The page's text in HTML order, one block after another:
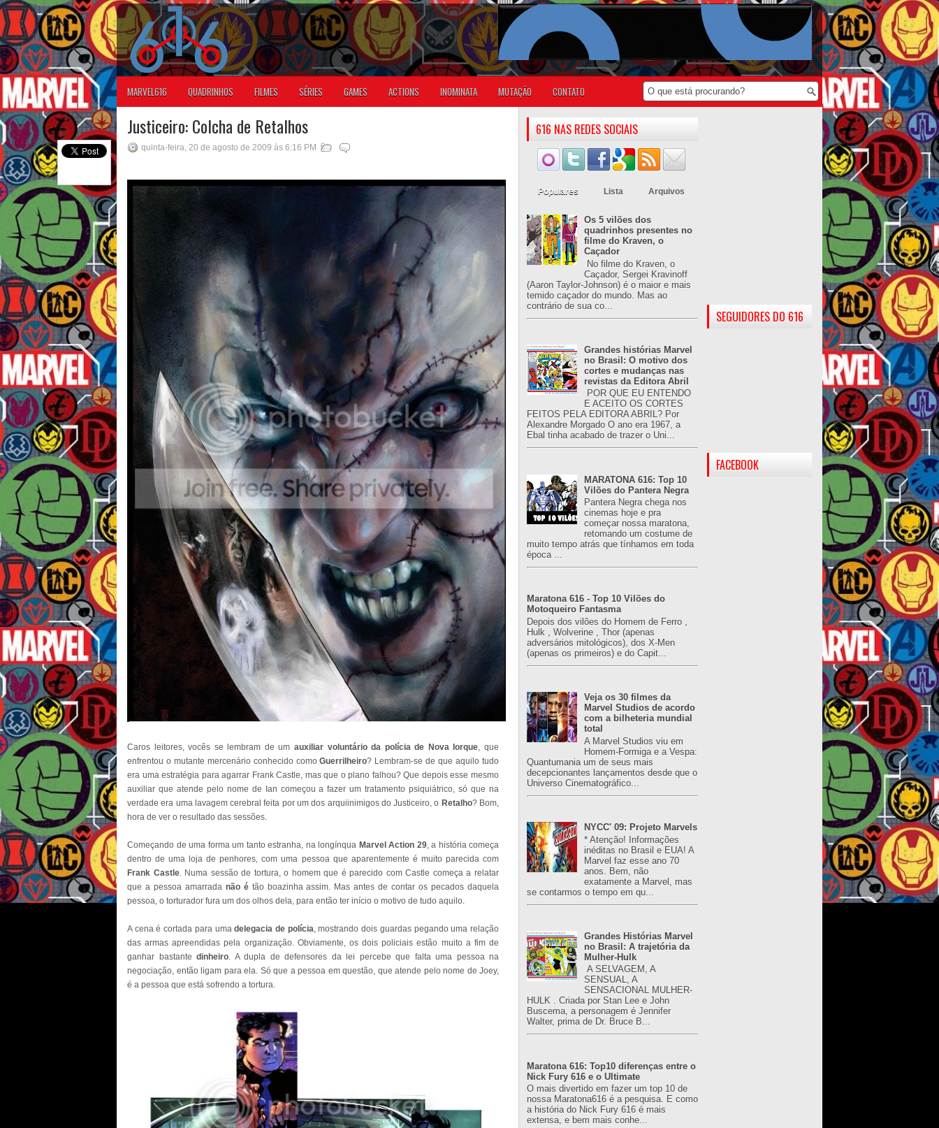
MARVEL616 QUADRINHOS FILMES SÉRIES GAMES ACTIONS INOMINATA MUTAÇÃO CONTATO
Justiceiro: Colcha de Retalhos
quinta-feira, 20 de agosto de 2009 às 6:16 PM
Caros leitores, vocês se lembram de um auxiliar voluntário da polícia de Nova Iorque, que
enfrentou o mutante mercenário conhecido comoGuerrilheiro? Lembram-se de que aquilo tudo
era uma estratégia para agarrar Frank Castle, mas que o plano falhou? Que depois esse mesmo
auxiliar que atende pelo nome de Ian começou a fazer um tratamento psiquiátrico, só que na
verdade era uma lavagem cerebral feita por um dos arquiinimigos do Justiceiro, o Retalho? Bom,
hora de ver o resultado das sessões.
Começando de uma forma um tanto estranha, na longínqua Marvel Action 29, a história começa
dentro de uma loja de penhores, com uma pessoa que aparentemente é muito parecida com
Frank Castle. Numa sessão de tortura, o homem que é parecido com Castle começa a relatar
que a pessoa amarrada não étão boazinha assim. Mas antes de contar os pecados daquela
pessoa, o torturador fura um dos olhos dela, para então ter início o motivo de tudo aquilo.
A cena é cortada para umadelegacia de polícia, mostrando dois guardas pegando uma relação
das armas apreendidas pela organização. Obviamente, os dois policiais estão muito a fim de
ganhar bastante dinheiro. A dupla de defensores da lei percebe que falta uma pessoa na
negociação, então ligam para ela. Só que a pessoa em questão, que atende pelo nome de Joey,
é a pessoa que está sofrendo a tortura.
616 NAS REDES SOCIAIS
Populares Lista Arquivos
Os 5 vilões dos
quadrinhos presentes no
filme do Kraven, o
Caçador
No filme do Kraven, o
Caçador, Sergei Kravinoff
(Aaron Taylor-Johnson) é o maior e mais
temido caçador do mundo. Mas ao
contrário de sua co...
Grandes histórias Marvel
no Brasil: O motivo dos
cortes e mudanças nas
revistas da Editora Abril
POR QUE EU ENTENDO
E ACEITO OS CORTES
FEITOS PELA EDITORA ABRIL? Por
Alexandre Morgado O ano era 1967, a
Ebal tinha acabado de trazer o Uni...
MARATONA 616: Top 10
Vilões do Pantera Negra
Pantera Negra chega nos
cinemas hoje e pra
começar nossa maratona,
retomando um costume de
muito tempo atrás que tínhamos em toda
época ...
Maratona 616 - Top 10 Vilões do
Motoqueiro Fantasma
Depois dos vilões do Homem de Ferro ,
Hulk , Wolverine , Thor (apenas
adversários mitológicos), dos X-Men
(apenas os primeiros) e do Capit...
Veja os 30 filmes da
Marvel Studios de acordo
com a bilheteria mundial
total
A Marvel Studios viu em
Homem-Formiga e a Vespa:
Quantumania um de seus mais
decepcionantes lançamentos desde que o
Universo Cinematográfico...
NYCC' 09: Projeto Marvels
* Atenção! Informações
inéditas no Brasil e EUA! A
Marvel faz esse ano 70
anos. Bem, não
exatamente a Marvel, mas
se contarmos o tempo em qu...
Grandes Histórias Marvel
no Brasil: A trajetória da
Mulher-Hulk
A SELVAGEM, A
SENSUAL, A
SENSACIONAL MULHER-
HULK . Criada por Stan Lee e John
Buscema, a personagem é Jennifer
Walter, prima de Dr. Bruce B...
Maratona 616: Top10 diferenças entre o
Nick Fury 616 e o Ultimate
O mais divertido em fazer um top 10 de
nossa Maratona616 é a pesquisa. E como
a história do Nick Fury 616 é mais
extensa, e bem mais conhe...
SEGUIDORES DO 616
FACEBOOK